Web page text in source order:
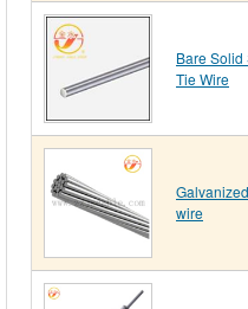
Bare Solid
Tie Wire
wire